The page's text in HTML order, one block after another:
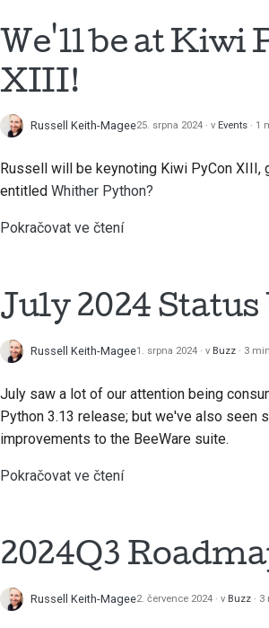
We'll be at Kiwi
XIII!
Russell Keith-Magee25. srpna 2024 v Events 1
Russell will be keynoting Kiwi PyCon XIII,
entitled Whither Python?
Pokračovat ve čtení
July 2024 Status
Russell Keith-Magee1. srpna 2024 v Buzz 3
July saw a lot of our attention being
Python 3.13 release; but we've also seen
improvements to the BeeWare suite.
Pokračovat ve čtení
2024Q3
Russell Keith-Magee2. července 2024 v Buzz 3